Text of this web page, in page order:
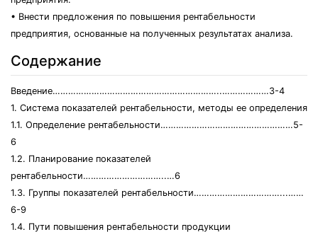
• Внести предложения по повышения рентабельности
предприятия, основанные на полученных результатах анализа.
Содержание
Введение………………………………………………………..………………3-4
1. Система показателей рентабельности, методы ее определения
1.1. Определение рентабельности……………………………………………5-
6
1.2. Планирование показателей
рентабельности…………………………..…6
1.3. Группы показателей рентабельности……………………………...……
6-9
1.4. Пути повышения рентабельности продукции